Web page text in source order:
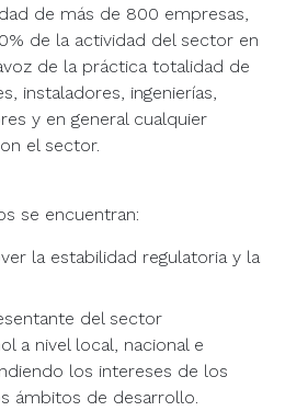
de más de 800 empresas,
de la actividad del sector en
de la práctica totalidad de
instaladores, ingenierías,
y en general cualquier
el sector.
se encuentran:
la estabilidad regulatoria y la
del sector
a nivel local, nacional e
los intereses de los
ámbitos de desarrollo.